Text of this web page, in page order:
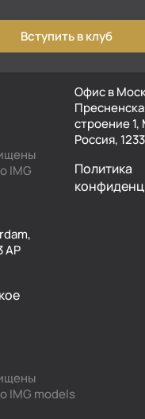
Вступить в клуб
IMG
Офис в
строение 1,
Россия,
Политика
AP
IMG models